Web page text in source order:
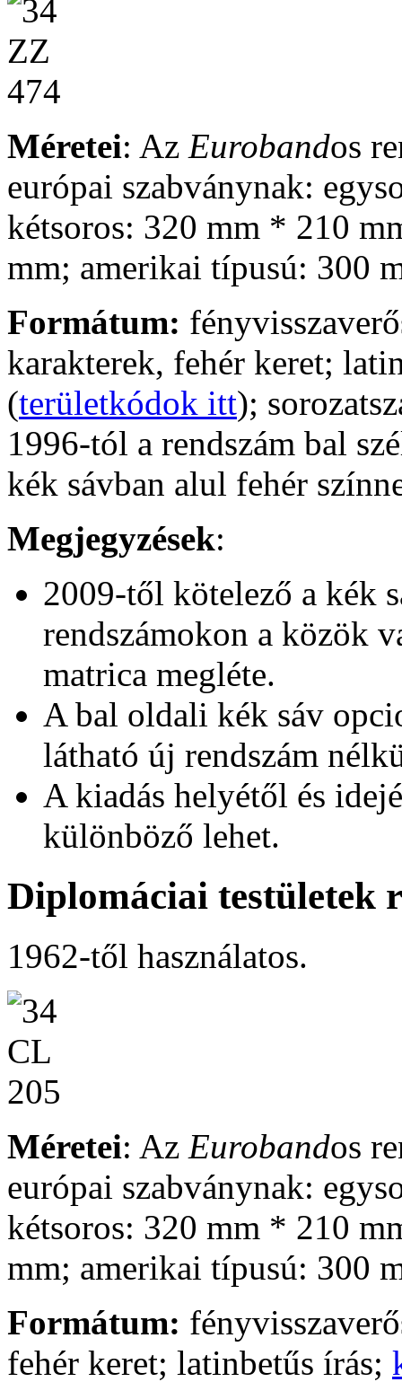
Méretei: Az Eurobandos
európai szabványnak:
kétsoros: 320 mm * 210
mm; amerikai típusú: 300
Formátum:
karakterek, fehér keret;
(területkódok itt);
1996-tól a rendszám bal
kék sávban alul fehér
Megjegyzések:
2009-től kötelező a kék
rendszámokon a közök
matrica megléte.
A bal oldali kék sáv
látható új rendszám
A kiadás helyétől és
különböző lehet.
Diplomáciai testületek
1962-től használatos.
Méretei: Az Eurobandos
európai szabványnak:
kétsoros: 320 mm * 210
mm; amerikai típusú: 300
Formátum:
fehér keret; latinbetűs írás;